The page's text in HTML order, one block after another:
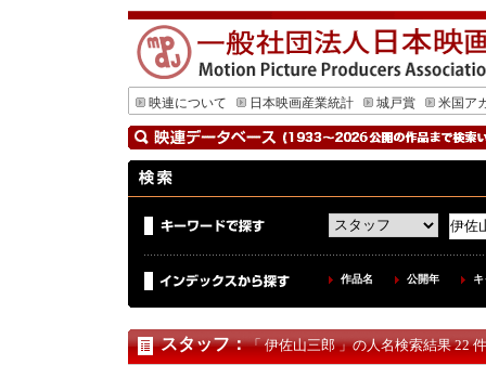
映連について 日本映画産業統計 城戸賞 米国ア
作品名 公開年
スタッフ：「 伊佐山三郎 」の人名検索結果 22 件